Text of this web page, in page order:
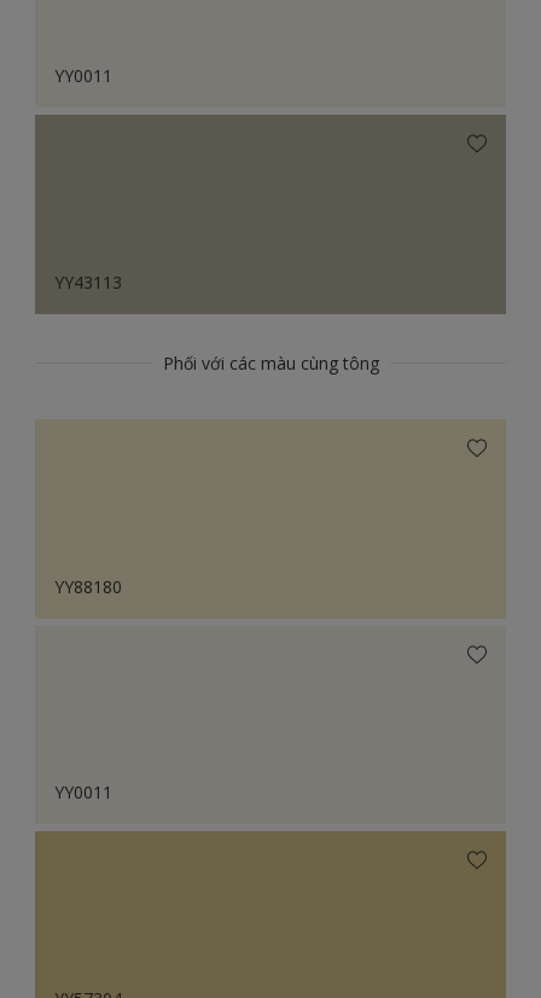
YY0011
YY43113
Phối với các màu cùng tông
YY88180
YY0011